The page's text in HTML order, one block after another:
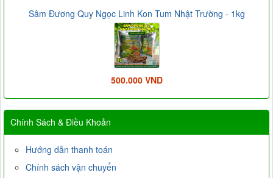
Sâm Đương Quy Ngọc Linh Kon Tum Nhật Trường - 1kg
500.000 VND
Chính Sách & Điều Khoản
Hướng dẫn thanh toán
Chính sách vận chuyển